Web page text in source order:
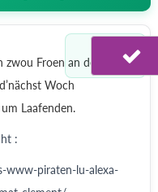
Froen an dësem
Woch
Laafenden.
:
piraten-lu-alexa-